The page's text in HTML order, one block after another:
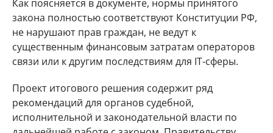
Как поясняется в документе, нормы принятого
закона полностью соответствуют Конституции РФ,
не нарушают прав граждан, не ведут к
существенным финансовым затратам операторов
связи или к другим последствиям для IT-сферы.
Проект итогового решения содержит ряд
рекомендаций для органов судебной,
исполнительной и законодательной власти по